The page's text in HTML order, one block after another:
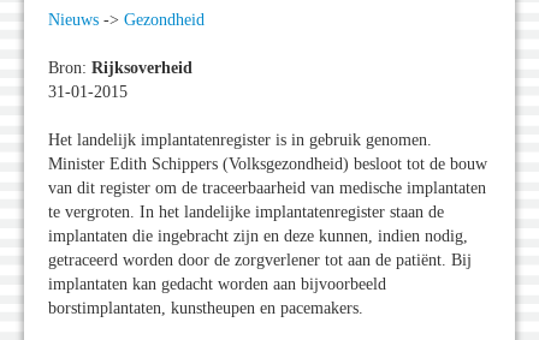
Nieuws -> Gezondheid
Bron: Rijksoverheid
31-01-2015
Het landelijk implantatenregister is in gebruik genomen.
Minister Edith Schippers (Volksgezondheid) besloot tot de bouw
van dit register om de traceerbaarheid van medische implantaten
te vergroten. In het landelijke implantatenregister staan de
implantaten die ingebracht zijn en deze kunnen, indien nodig,
getraceerd worden door de zorgverlener tot aan de patiënt. Bij
implantaten kan gedacht worden aan bijvoorbeeld
borstimplantaten, kunstheupen en pacemakers.